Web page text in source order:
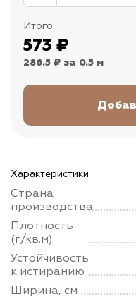
Итого
573 ₽
286.5 ₽ за 0.5 м
Характеристики
Страна
производства
Плотность
(г/кв.м)
Устойчивость
к истиранию
Ширина, см